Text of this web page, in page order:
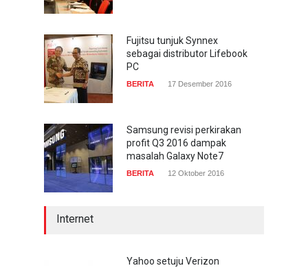
gencar
COMPUTING & SOFTWARE
7 Januari 2017
Fujitsu tunjuk Synnex
sebagai distributor Lifebook
PC
BERITA 17 Desember 2016
Samsung revisi perkirakan
profit Q3 2016 dampak
masalah Galaxy Note7
BERITA 12 Oktober 2016
Internet
Yahoo setuju Verizon